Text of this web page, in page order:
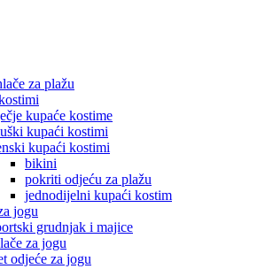
za plažu
kupaće kostime
kupaći kostimi
kupaći kostimi
bikini
pokriti odjeću za plažu
jednodijelni kupaći kostim
jogu
grudnjak i majice
za jogu
odjeće za jogu